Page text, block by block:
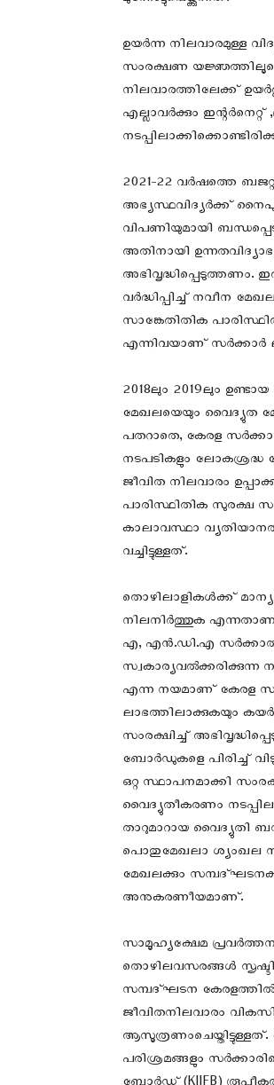
ഉയർന്ന നിലവാരമുള്ള
സംരക്ഷണ യജ്ഞത്തിലൂടെ
നിലവാരത്തിലേക്ക്
എല്ലാവർക്കും
2021-22 വർഷത്തെ
അഭ്യസ്ഥവിദ്യർക്ക്
വിപണിയുമായി
അതിനായി
അഭിവൃദ്ധിപ്പെടുത്തണം.
വർദ്ധിപ്പിച്ച് നവീന
സാങ്കേതിതിക
എന്നിവയാണ് സർക്കാർ
2018ലും 2019ലും
മേഖലയെയും വൈദ്യുത
പതറാതെ, കേരള
നടപടികളും ലോകശ്രദ്ധ
ജീവിത നിലവാരം
പാരിസ്ഥിതിക സുരക്ഷ
കാലാവസ്ഥാ
വച്ചിട്ടുള്ളത്.
തൊഴിലാളികൾക്ക്
നിലനിർത്തുക
എ, എൻ.ഡി.എ
സ്വകാര്യവൽക്കരിക്കുന്ന
എന്ന നയമാണ് കേരള
ലാഭത്തിലാക്കുകയും
സംരക്ഷിച്ച്
ബോർഡുകളെ പിരിച്ച്
ഒറ്റ സ്ഥാപനമാക്കി
വൈദ്യുതീകരണം
താറുമാറായ വൈദ്യുതി
പൊതുമേഖലാ ശ്യംഖല
മേഖലക്കും
അനുകരണീയമാണ്.
സാമൂഹ്യക്ഷേമ
തൊഴിലവസരങ്ങൾ
സമ്പദ്ഘടന കേരളത്തിൽ
ജീവിതനിലവാരം
പരിശ്രമങ്ങളും